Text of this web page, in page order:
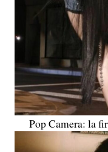
Pop Camera: la